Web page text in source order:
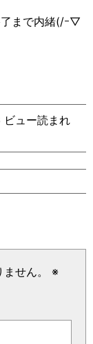
了まで内緒(/ｰ▽︎
ュー読まれ
せん。
※